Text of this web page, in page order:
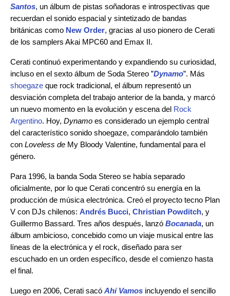
Santos, un álbum de pistas soñadoras e introspectivas que
recuerdan el sonido espacial y sintetizado de bandas
británicas como New Order, gracias al uso pionero de Cerati
de los samplers Akai MPC60 and Emax II.
Cerati continuó experimentando y expandiendo su curiosidad,
incluso en el sexto álbum de Soda Stereo ”Dynamo”. Más
shoegaze que rock tradicional, el álbum representó un
desviación completa del trabajo anterior de la banda, y marcó
un nuevo momento en la evolución y escena del Rock
Argentino. Hoy, Dynamo es considerado un ejemplo central
del característico sonido shoegaze, comparándolo también
con Loveless de My Bloody Valentine, fundamental para el
género.
Para 1996, la banda Soda Stereo se había separado
oficialmente, por lo que Cerati concentró su energía en la
producción de música electrónica. Creó el proyecto tecno Plan
V con DJs chilenos: Andrés Bucci, Christian Powditch, y
Guillermo Bassard. Tres años después, lanzó Bocanada, un
álbum ambicioso, concebido como un viaje musical entre las
líneas de la electrónica y el rock, diseñado para ser
escuchado en un orden específico, desde el comienzo hasta
el final.
Luego en 2006, Cerati sacó Ahí Vamos incluyendo el sencillo